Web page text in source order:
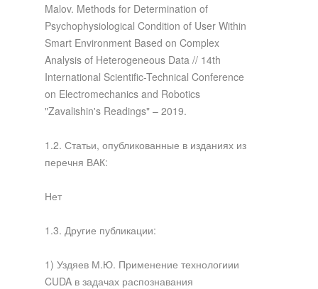
Malov. Methods for Determination of
Psychophysiological Condition of User Within
Smart Environment Based on Complex
Analysis of Heterogeneous Data // 14th
International Scientific-Technical Conference
on Electromechanics and Robotics
"Zavalishin's Readings" – 2019.
1.2. Статьи, опубликованные в изданиях из
перечня ВАК:
Нет
1.3. Другие публикации:
1) Уздяев М.Ю. Применение технологиии
CUDA в задачах распознавания